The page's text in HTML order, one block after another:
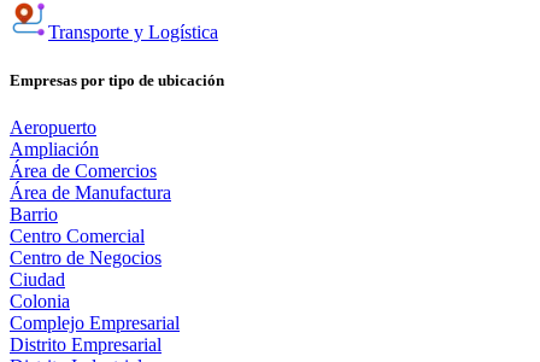
Transporte y Logística
Empresas por tipo de ubicación
Aeropuerto
Ampliación
Área de Comercios
Área de Manufactura
Barrio
Centro Comercial
Centro de Negocios
Ciudad
Colonia
Complejo Empresarial
Distrito Empresarial